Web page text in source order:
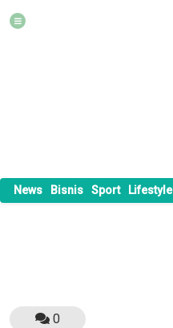
News Bisnis Sport Lifestyle
0